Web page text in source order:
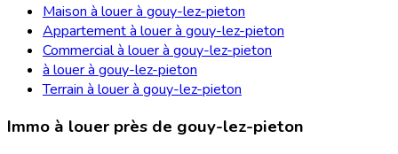
Maison à louer à gouy-lez-pieton
Appartement à louer à gouy-lez-pieton
Commercial à louer à gouy-lez-pieton
à louer à gouy-lez-pieton
Terrain à louer à gouy-lez-pieton
Immo à louer près de gouy-lez-pieton